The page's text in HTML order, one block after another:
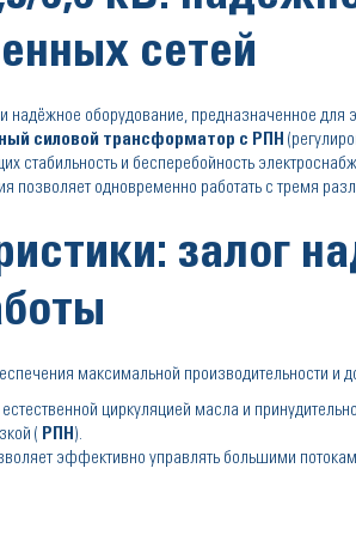
сетей
надёжное оборудование, предназначенное для
силовой трансформатор с РПН
стабильность и бесперебойность
позволяет одновременно работать с тремя
залог
максимальной производительности и
циркуляцией масла и
( РПН ).
эффективно управлять большими